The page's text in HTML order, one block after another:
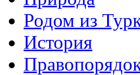
Родом из
История